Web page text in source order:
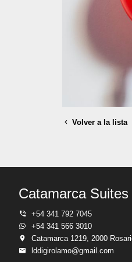
Volver a la lista
Catamarca Suites
+54 341 792 7045
+54 341 566 3010
Catamarca 1219, 2000
lddigirolamo@gmail.com